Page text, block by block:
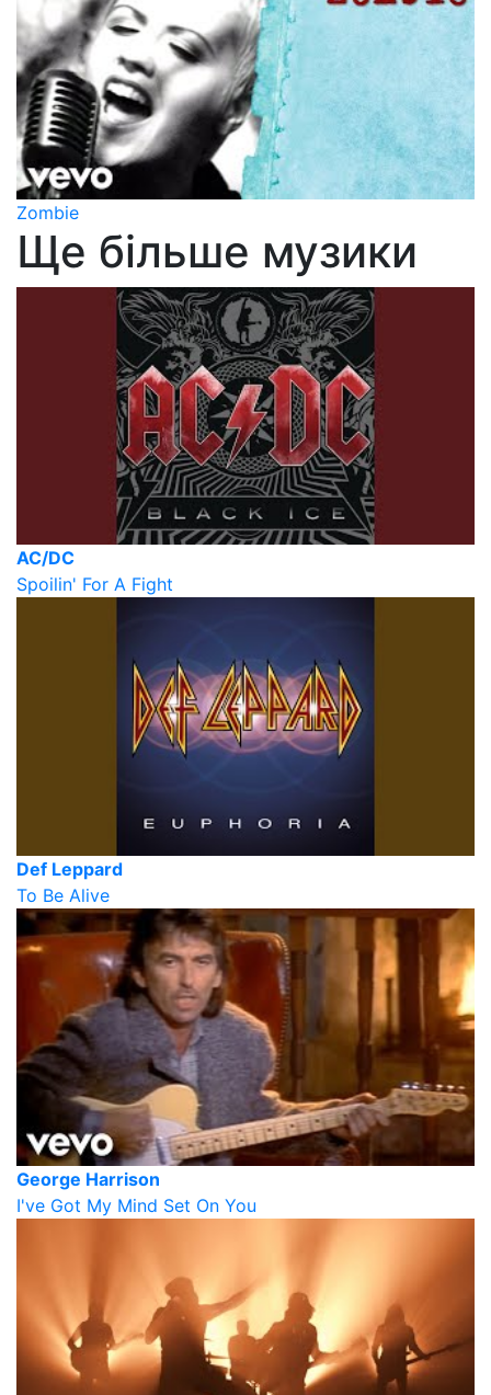
Zombie
Ще більше музики
AC/DC
Spoilin' For A Fight
Def Leppard
To Be Alive
George Harrison
I've Got My Mind Set On You